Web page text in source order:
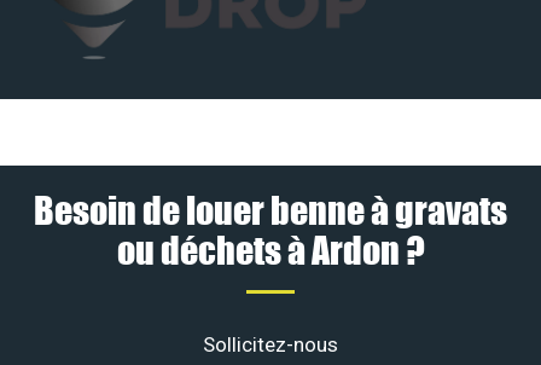
Besoin de louer benne à gravats
ou déchets à Ardon ?
Sollicitez-nous